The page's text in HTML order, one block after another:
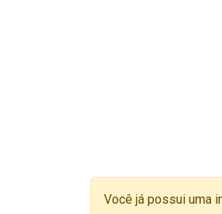
Você já possui uma